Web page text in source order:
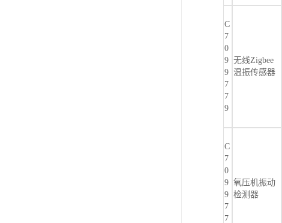
C
7
0
9
9
7
7
9
无线Zigbee
温振传感器
C
7
0
9
9
7
7
氧压机振动
检测器